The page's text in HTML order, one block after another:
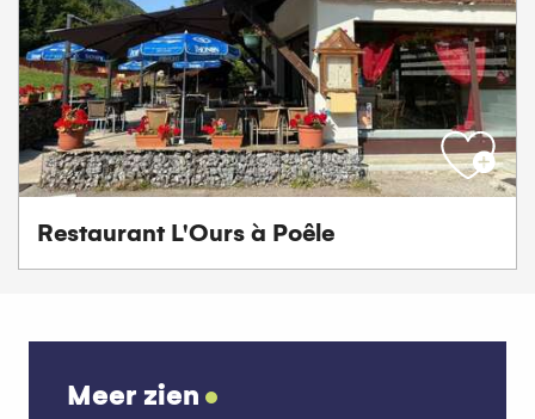
Restaurant L'Ours à Poêle
Meer zien